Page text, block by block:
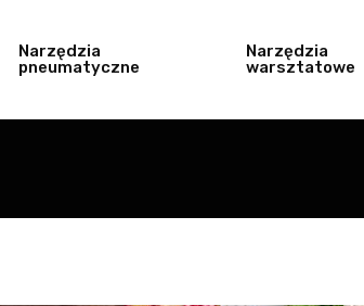
Narzędzia
pneumatyczne
Narzędzia
warsztatowe